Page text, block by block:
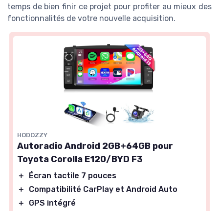
temps de bien finir ce projet pour profiter au mieux des
fonctionnalités de votre nouvelle acquisition.
HODOZZY
Autoradio Android 2GB+64GB pour
Toyota Corolla E120/BYD F3
＋
Écran tactile 7 pouces
＋
Compatibilité CarPlay et Android Auto
＋
GPS intégré